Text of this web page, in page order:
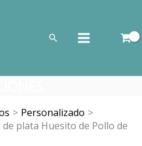
Buscar
Personalizado
plata Huesito de Pollo de